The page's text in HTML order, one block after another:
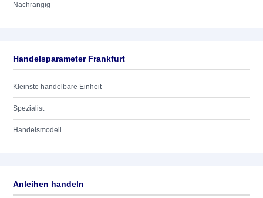
Nachrangig
Handelsparameter Frankfurt
Kleinste handelbare Einheit
Spezialist
Handelsmodell
Anleihen handeln